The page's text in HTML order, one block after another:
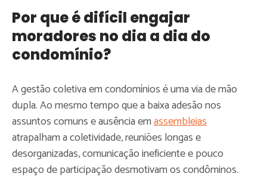
Por que é difícil engajar
moradores no dia a dia do
condomínio?
A gestão coletiva em condomínios é uma via de mão
dupla. Ao mesmo tempo que a baixa adesão nos
assuntos comuns e ausência emassembleias
atrapalham a coletividade, reuniões longas e
desorganizadas, comunicação ineficiente e pouco
espaço de participação desmotivam os condôminos.